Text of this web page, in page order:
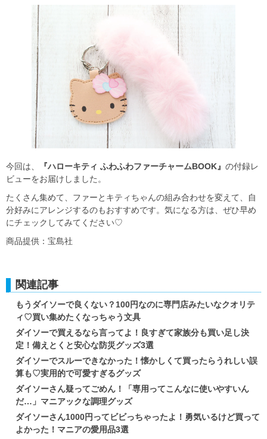
今回は、 『ハローキティ ふわふわファーチャームBOOK』 の付録レ
ビューをお届けしました。
たくさん集めて、ファーとキティちゃんの組み合わせを変えて、自
分好みにアレンジするのもおすすめです。気になる方は、ぜひ早め
にチェックしてみてください♡
商品提供：宝島社
関連記事
もうダイソーで良くない？100円なのに専門店みたいなクオリテ
ィ♡買い集めたくなっちゃう文具
ダイソーで買えるなら言ってよ！良すぎて家族分も買い足し決
定！備えとくと安心な防災グッズ3選
ダイソーでスルーできなかった！懐かしくて買ったらうれしい誤
算も♡実用的で可愛すぎるグッズ
ダイソーさん疑ってごめん！「専用ってこんなに使いやすいん
だ…」マニアックな調理グッズ
ダイソーさん1000円ってビビっちゃったよ！勇気いるけど買って
よかった！マニアの愛用品3選